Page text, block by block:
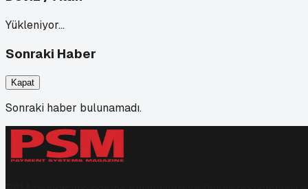
Yükleniyor…
Sonraki Haber
Kapat
Sonraki haber bulunamadı.